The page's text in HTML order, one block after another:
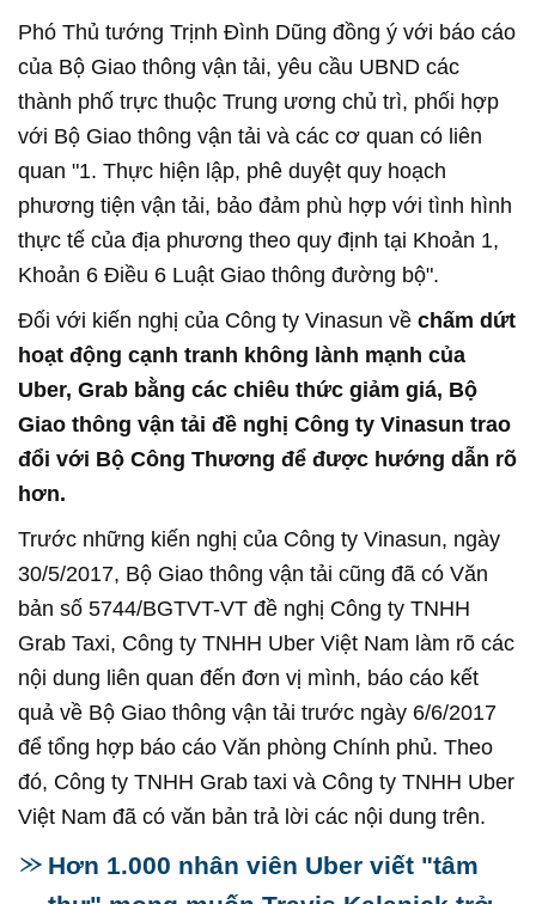
Phó Thủ tướng Trịnh Đình Dũng đồng ý với báo cáo
của Bộ Giao thông vận tải, yêu cầu UBND các
thành phố trực thuộc Trung ương chủ trì, phối hợp
với Bộ Giao thông vận tải và các cơ quan có liên
quan "1. Thực hiện lập, phê duyệt quy hoạch
phương tiện vận tải, bảo đảm phù hợp với tình hình
thực tế của địa phương theo quy định tại Khoản 1,
Khoản 6 Điều 6 Luật Giao thông đường bộ".
Đối với kiến nghị của Công ty Vinasun về chấm dứt
hoạt động cạnh tranh không lành mạnh của
Uber, Grab bằng các chiêu thức giảm giá, Bộ
Giao thông vận tải đề nghị Công ty Vinasun trao
đổi với Bộ Công Thương để được hướng dẫn rõ
hơn.
Trước những kiến nghị của Công ty Vinasun, ngày
30/5/2017, Bộ Giao thông vận tải cũng đã có Văn
bản số 5744/BGTVT-VT đề nghị Công ty TNHH
Grab Taxi, Công ty TNHH Uber Việt Nam làm rõ các
nội dung liên quan đến đơn vị mình, báo cáo kết
quả về Bộ Giao thông vận tải trước ngày 6/6/2017
để tổng hợp báo cáo Văn phòng Chính phủ. Theo
đó, Công ty TNHH Grab taxi và Công ty TNHH Uber
Việt Nam đã có văn bản trả lời các nội dung trên.
Hơn 1.000 nhân viên Uber viết "tâm